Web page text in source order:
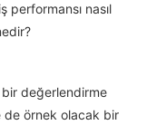
nasıl
bir değerlendirme
de örnek olacak bir